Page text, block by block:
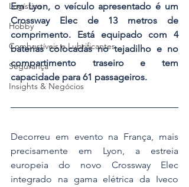
Logística
Hobby
Combustíveis e Lubrificantes
Segurança
Insights & Negócios
Em Lyon, o veículo apresentado é um
Crossway Elec de 13 metros de
comprimento. Está equipado com 4
baterias colocadas no tejadilho e no
compartimento traseiro e tem
capacidade para 61 passageiros.
Decorreu em evento na França, mais
precisamente em Lyon, a estreia
europeia do novo Crossway Elec
integrado na gama elétrica da Iveco